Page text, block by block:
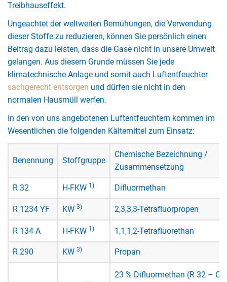
Treibhauseffekt.
Ungeachtet der weltweiten Bemühungen, die Verwendung
dieser Stoffe zu reduzieren, können Sie persönlich einen
Beitrag dazu leisten, dass die Gase nicht in unsere Umwelt
gelangen. Aus diesem Grunde müssen Sie jede
klimatechnische Anlage und somit auch Luftentfeuchter
sachgerecht entsorgen und dürfen sie nicht in den
normalen Hausmüll werfen.
In den von uns angebotenen Luftentfeuchtern kommen im
Wesentlichen die folgenden Kältemittel zum Einsatz:
Benennung Stoffgruppe
Chemische Bezeichnung /
Zusammensetzung
R 32 H-FKW 1) Difluormethan
R 1234 YF KW 3) 2,3,3,3-Tetrafluorpropen
R 134 A H-FKW 1) 1,1,1,2-Tetrafluorethan
R 290 KW 3) Propan
23 % Difluormethan (R 32 – CH